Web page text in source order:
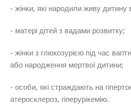
- жінки, які народили живу дитину
- матері дітей з вадами розвитку;
- жінки з глюкозурією під час
або народження мертвої дитини;
- особи, які страждають на
атеросклероз, гіперурікемію.